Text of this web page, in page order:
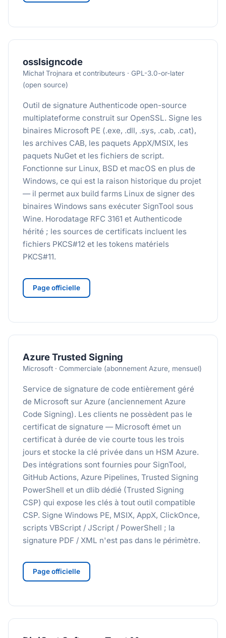
osslsigncode
Michał Trojnara et contributeurs · GPL-3.0-or-later
(open source)
Outil de signature Authenticode open-source
multiplateforme construit sur OpenSSL. Signe les
binaires Microsoft PE (.exe, .dll, .sys, .cab, .cat),
les archives CAB, les paquets AppX/MSIX, les
paquets NuGet et les fichiers de script.
Fonctionne sur Linux, BSD et macOS en plus de
Windows, ce qui est la raison historique du projet
— il permet aux build farms Linux de signer des
binaires Windows sans exécuter SignTool sous
Wine. Horodatage RFC 3161 et Authenticode
hérité ; les sources de certificats incluent les
fichiers PKCS#12 et les tokens matériels
PKCS#11.
Page officielle
Azure Trusted Signing
Microsoft · Commerciale (abonnement Azure, mensuel)
Service de signature de code entièrement géré
de Microsoft sur Azure (anciennement Azure
Code Signing). Les clients ne possèdent pas le
certificat de signature — Microsoft émet un
certificat à durée de vie courte tous les trois
jours et stocke la clé privée dans un HSM Azure.
Des intégrations sont fournies pour SignTool,
GitHub Actions, Azure Pipelines, Trusted Signing
PowerShell et un dlib dédié (Trusted Signing
CSP) qui expose les clés à tout outil compatible
CSP. Signe Windows PE, MSIX, AppX, ClickOnce,
scripts VBScript / JScript / PowerShell ; la
signature PDF / XML n'est pas dans le périmètre.
Page officielle